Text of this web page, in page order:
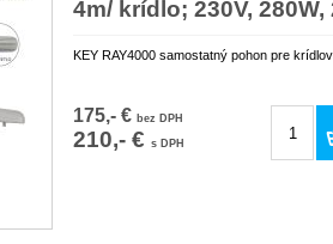
4m/ krídlo; 230V, 280W,
KEY RAY4000 samostatný pohon pre
175,- € bez DPH
210,- € s DPH